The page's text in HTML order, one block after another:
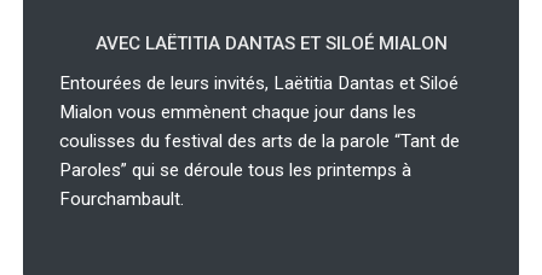
AVEC LAËTITIA DANTAS ET SILOÉ MIALON
Entourées de leurs invités, Laëtitia Dantas et Siloé
Mialon vous emmènent chaque jour dans les
coulisses du festival des arts de la parole “Tant de
Paroles” qui se déroule tous les printemps à
Fourchambault.